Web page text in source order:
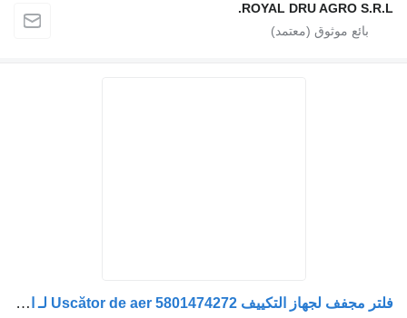
ROYAL DRU AGRO S.R.L.
فلتر مجفف لجهاز التكييف Uscător de aer 5801474272 لـ الشاحنات IVECO 5801474272 42575569 42566889